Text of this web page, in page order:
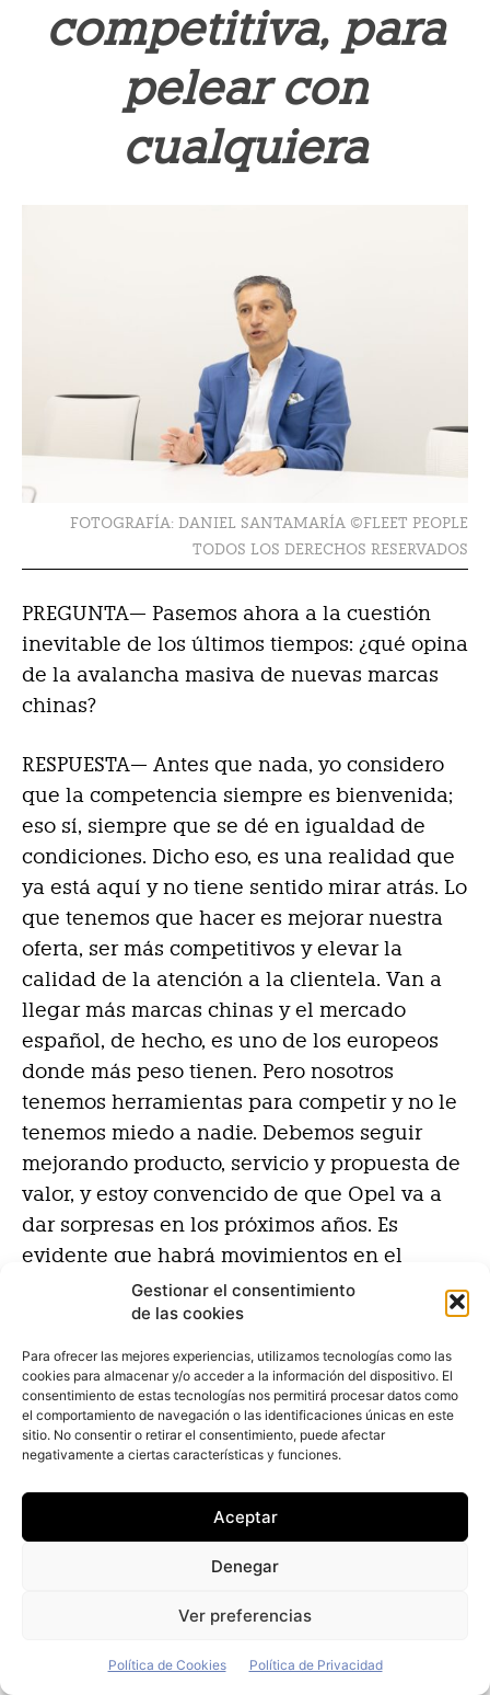
Gestionar el consentimiento
de las cookies
Para ofrecer las mejores experiencias, utilizamos tecnologías como las
cookies para almacenar y/o acceder a la información del dispositivo. El
consentimiento de estas tecnologías nos permitirá procesar datos como
el comportamiento de navegación o las identificaciones únicas en este
sitio. No consentir o retirar el consentimiento, puede afectar
negativamente a ciertas características y funciones.
Aceptar
Denegar
Ver preferencias
Política de Cookies Política de Privacidad
competitiva, para
pelear con
cualquiera
FOTOGRAFÍA: DANIEL SANTAMARÍA ©FLEET PEOPLE
TODOS LOS DERECHOS RESERVADOS
PREGUNTA— Pasemos ahora a la cuestión
inevitable de los últimos tiempos: ¿qué opina
de la avalancha masiva de nuevas marcas
chinas?
RESPUESTA— Antes que nada, yo considero
que la competencia siempre es bienvenida;
eso sí, siempre que se dé en igualdad de
condiciones. Dicho eso, es una realidad que
ya está aquí y no tiene sentido mirar atrás. Lo
que tenemos que hacer es mejorar nuestra
oferta, ser más competitivos y elevar la
calidad de la atención a la clientela. Van a
llegar más marcas chinas y el mercado
español, de hecho, es uno de los europeos
donde más peso tienen. Pero nosotros
tenemos herramientas para competir y no le
tenemos miedo a nadie. Debemos seguir
mejorando producto, servicio y propuesta de
valor, y estoy convencido de que Opel va a
dar sorpresas en los próximos años. Es
evidente que habrá movimientos en el
mercado. No todas las nuevas marcas podrán
mantener o ganar cuota indefinidamente. El
mercado es elástico, pero hasta cierto punto.
En todo caso, este contexto también obliga a
sacar lo mejor de cada fabricante, nos obliga
a ser más inventivos y excelentes en la
ejecución de nuestras metas. España es el
mercado más infiel de Europa, lo sabemos
todos. Sin embargo, creo que, si uno trata
bien a sus clientes, que es lo que estamos
a volver. Stellantis produce casi todo en
Europa, está tratando de tener cada día más